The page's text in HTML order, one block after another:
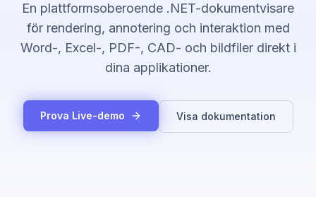
En plattformsoberoende .NET-dokumentvisare
för rendering, annotering och interaktion med
Word-, Excel-, PDF-, CAD- och bildfiler direkt i
dina applikationer.
Prova Live-demo Visa dokumentation